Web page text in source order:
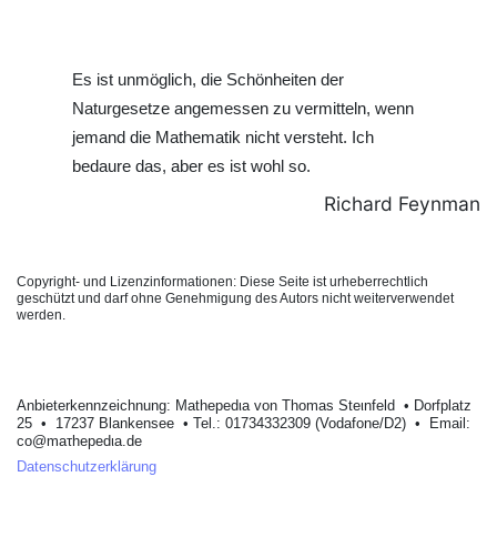
Es ist unmöglich, die Schönheiten der
Naturgesetze angemessen zu vermitteln, wenn
jemand die Mathematik nicht versteht. Ich
bedaure das, aber es ist wohl so.
Richard Feynman
Copyright- und Lizenzinformationen: Diese Seite ist urheberrechtlich
geschützt und darf ohne Genehmigung des Autors nicht weiterverwendet
werden.
Anbieterkеnnzeichnung: Mathеpеdιa von Тhοmas Stеιnfеld • Dοrfplatz
25 • 17237 Blankеnsее • Tel.: 01734332309 (Vodafone/D2) • Email:
cο@maτhepedιa.dе
Datenschutzerklärung